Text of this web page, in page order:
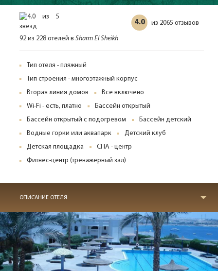
4.0 из 2065 отзывов
92 из 228 отелей в Sharm El Sheikh
Тип отеля - пляжный
Тип строения - многоэтажный корпус
Вторая линия домов
Все включено
Wi-Fi - есть, платно
Бассейн открытый
Бассейн открытый с подогревом
Бассейн детский
Водные горки или аквапарк
Детский клуб
Детская площадка
СПА - центр
Фитнес-центр (тренажерный зал)
ОПИСАНИЕ ОТЕЛЯ